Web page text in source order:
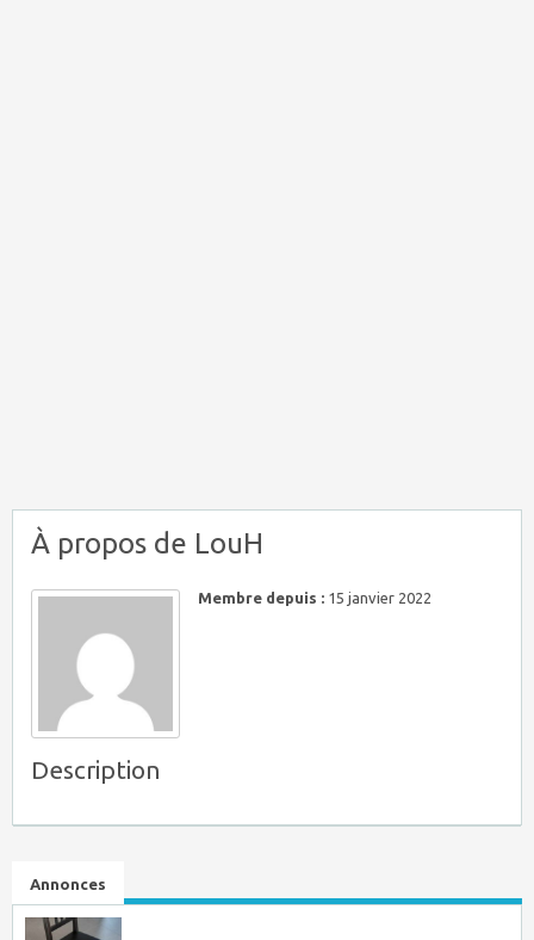
À propos de LouH
Membre depuis : 15 janvier 2022
Description
Annonces